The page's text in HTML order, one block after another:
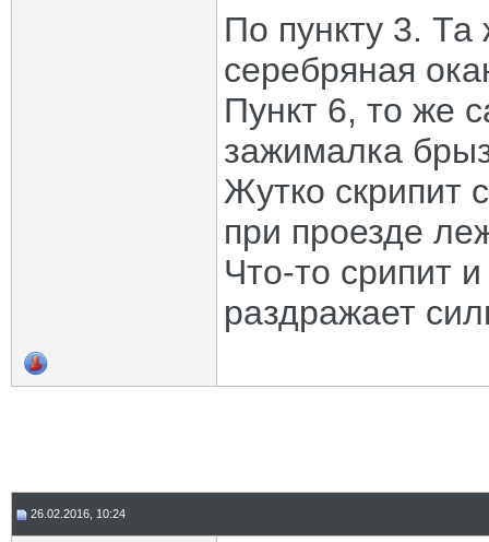
По пункту 3.
серебряная
Пункт 6, то же
зажималка
Жутко скрипит
при проезде
Что-то срипит
раздражает
26.02.2016, 10:24